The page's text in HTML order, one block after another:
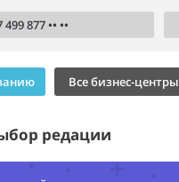
499 877 •• ••
Все бизнес-центры
редации